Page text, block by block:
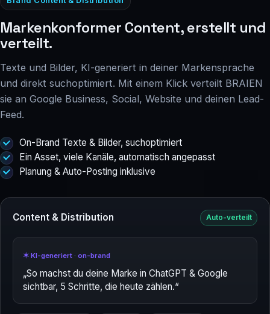
Markenkonformer Content, erstellt und
verteilt.
Texte und Bilder, KI-generiert in deiner Markensprache
und direkt suchoptimiert. Mit einem Klick verteilt BRAIEN
sie an Google Business, Social, Website und deinen Lead-
Feed.
On-Brand Texte & Bilder, suchoptimiert
Ein Asset, viele Kanäle, automatisch angepasst
Planung & Auto-Posting inklusive
Content & Distribution Auto-verteilt
✶ KI-generiert · on-brand
„So machst du deine Marke in ChatGPT & Google
sichtbar, 5 Schritte, die heute zählen.“